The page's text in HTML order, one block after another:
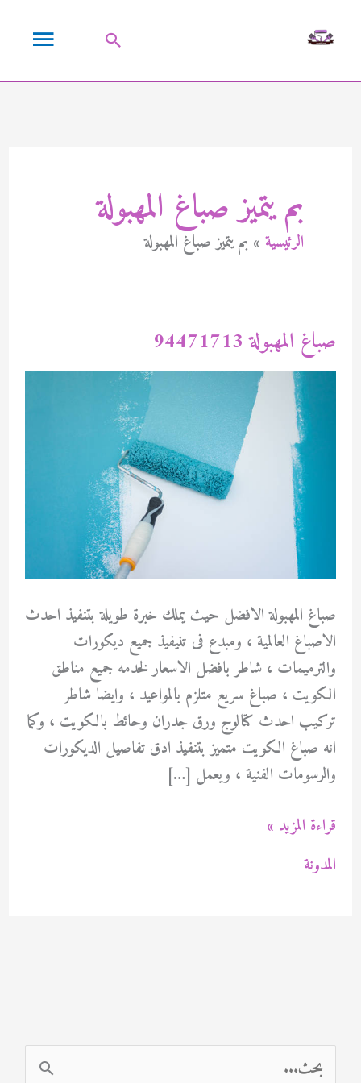
القائمة
البحث
بم يتميز صباغ المهبولة
الرئيسية بم يتميز صباغ المهبولة
صباغ المهبولة 94471713
صباغ المهبولة الافضل حيث يملك خبرة طويلة بتنفيذ احدث
الاصباغ العالمية ، ومبدع فى تنيفيذ جميع ديكورات
والترميمات ، شاطر بافضل الاسعار لخدمه جميع مناطق
الكويت ، صباغ سريع متلزم بالمواعيد ، وايضا شاطر
تركيب احدث كتالوج ورق جدران وحائط بالكويت ، وكما
انه صباغ الكويت متميز بتنفيذ ادق تفاصيل الديكورات
والرسومات الفنية ، ويعمل […]
صباغ
المهبولة
94471713
قراءة المزيد »
المدونة